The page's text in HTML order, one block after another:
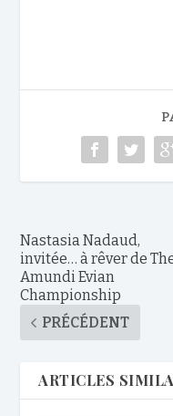
Nastasia Nadaud,
invitée… à rêver de
Amundi Evian
Championship
PRÉCÉDENT
ARTICLES